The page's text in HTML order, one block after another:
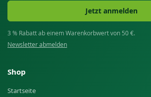
Jetzt anmelden
3 % Rabatt ab einem Warenkorbwert von 50 €.
Newsletter abmelden
Shop
Startseite